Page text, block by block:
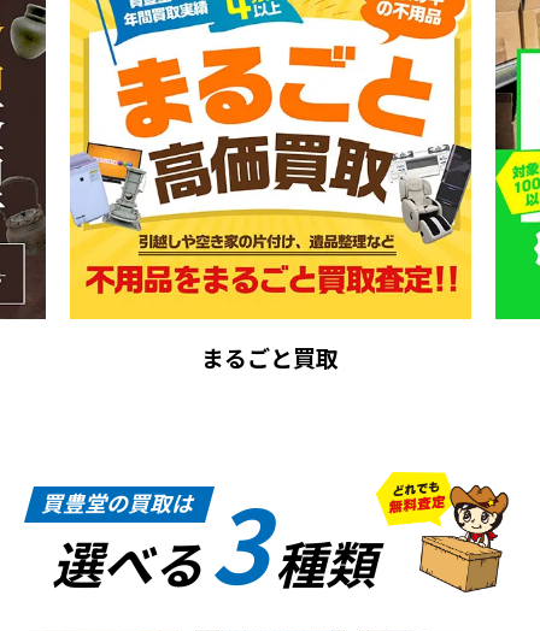
まるごと買取
買豊堂の買取は
選べる3種類